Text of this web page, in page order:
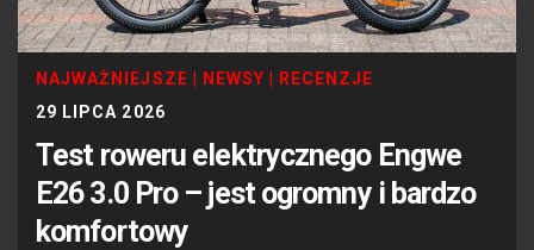
NAJWAŻNIEJSZE NEWSY
RECENZJE
29 LIPCA 2026
Test roweru elektrycznego Engwe
E26 3.0 Pro – jest ogromny i bardzo
komfortowy